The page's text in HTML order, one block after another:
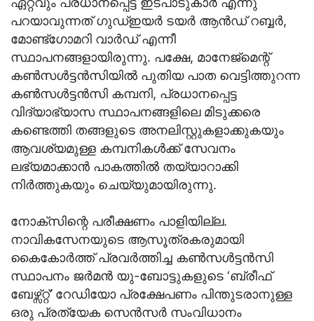
പറയാവുന്നത് ഗുഡ്ഇയര്‍ ടയര്‍ ആന്‍ഡ് റബ്ബര്‍,
മോണ്ട്‌ഗോമറി വാര്‍ഡ് എന്നീ
സ്ഥാപനങ്ങളായിരുന്നു. പക്ഷേ, മാനേജ്‌മെന്റ്
കണ്‍സള്‍ട്ടന്‍സിയില്‍ പുതിയ പാത വെട്ടിത്തുറന്ന
കണ്‍സള്‍ട്ടന്‍സി കമ്പനി, പ്രധാനപ്പെട്ട
വിദ്യാഭ്യാസ സ്ഥാപനങ്ങളിലെ മിടുക്കരെ
കണ്ടെത്തി തങ്ങളുടെ അനലിസ്റ്റുകളാക്കുകയും
ആവശ്യമുള്ള കമ്പനികള്‍ക്ക് സേവനം
ലഭ്യമാക്കാന്‍ പാകത്തില്‍ തയ്യാറാക്കി
നിര്‍ത്തുകയും ചെയ്യുമായിരുന്നു.
നോക്‌സിന്റെ പരീക്ഷണം പാളിയില്ല.
നാവികസേനയുടെ ആസൂത്രകരുമായി
കൈകോര്‍ത്ത് പ്രവര്‍ത്തിച്ച കണ്‍സള്‍ട്ടന്‍സി
സ്ഥാപനം ജര്‍മന്‍ യു-ബോട്ടുകളുടെ ‘ബ്രീഫ്
ബേഴ്സ്റ്റ്’ റേഡിയോ പ്രക്ഷേപണം പിന്തുടരാനുള്ള
ഒരു പ്രത്യേക സെന്‍സര്‍ സംവിധാനം